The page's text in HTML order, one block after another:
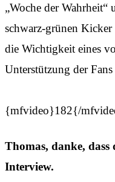
„Woche der Wahrheit“
schwarz-grünen
die Wichtigkeit eines
Unterstützung der
{mfvideo}182{/
Thomas, danke,
Interview.